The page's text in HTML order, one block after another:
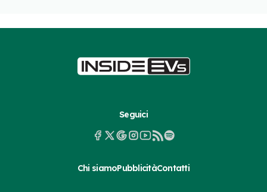
Seguici
Chi siamoPubblicitàContatti